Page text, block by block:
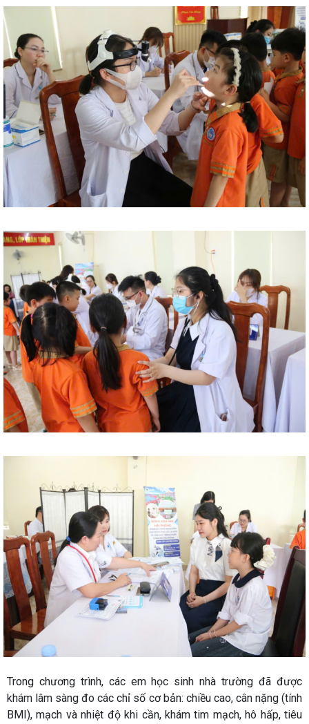
Trong chương trình, các em học sinh nhà trường đã được
khám lâm sàng đo các chỉ số cơ bản: chiều cao, cân nặng (tính
BMI), mạch và nhiệt độ khi cần, khám tim mạch, hô hấp, tiêu